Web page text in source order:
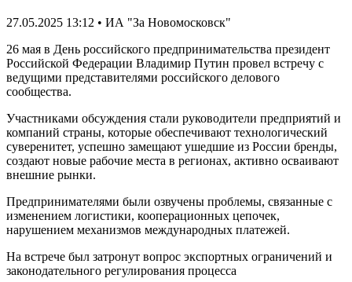
27.05.2025 13:12 • ИА "За Новомосковск"
26 мая в День российского предпринимательства президент
Российской Федерации Владимир Путин провел встречу с
ведущими представителями российского делового
сообщества.
Участниками обсуждения стали руководители предприятий и
компаний страны, которые обеспечивают технологический
суверенитет, успешно замещают ушедшие из России бренды,
создают новые рабочие места в регионах, активно осваивают
внешние рынки.
Предпринимателями были озвучены проблемы, связанные с
изменением логистики, кооперационных цепочек,
нарушением механизмов международных платежей.
На встрече был затронут вопрос экспортных ограничений и
законодательного регулирования процесса